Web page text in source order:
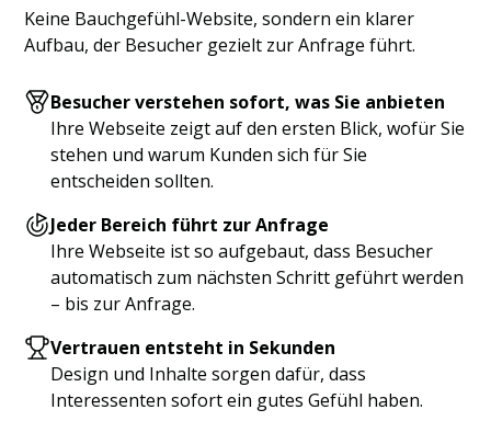
Keine Bauchgefühl-Website, sondern ein klarer
Aufbau, der Besucher gezielt zur Anfrage führt.
Besucher verstehen sofort, was Sie anbieten
Ihre Webseite zeigt auf den ersten Blick, wofür Sie
stehen und warum Kunden sich für Sie
entscheiden sollten.
Jeder Bereich führt zur Anfrage
Ihre Webseite ist so aufgebaut, dass Besucher
automatisch zum nächsten Schritt geführt werden
– bis zur Anfrage.
Vertrauen entsteht in Sekunden
Design und Inhalte sorgen dafür, dass
Interessenten sofort ein gutes Gefühl haben.